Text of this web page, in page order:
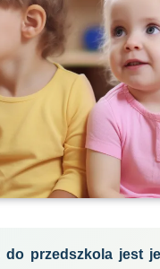
do przedszkola jest